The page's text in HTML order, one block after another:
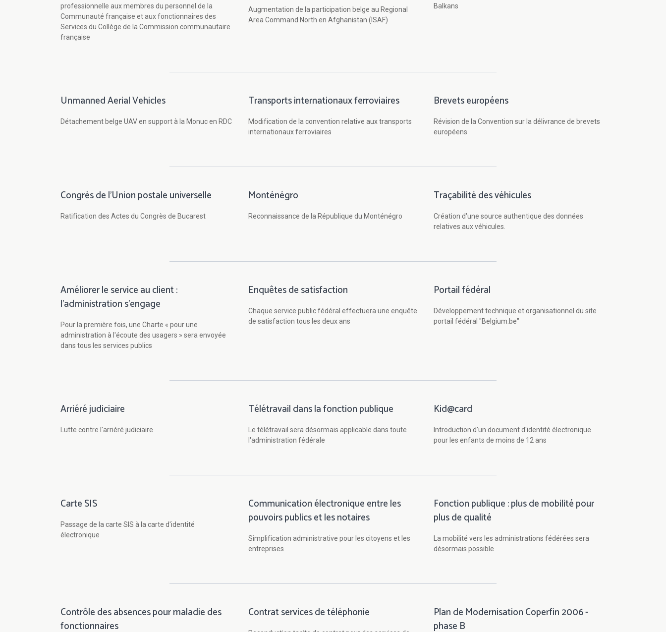
professionnelle aux membres du personnel de la
Communauté française et aux fonctionnaires des
Services du Collège de la Commission communautaire
française
Augmentation de la participation belge au Regional
Area Command North en Afghanistan (ISAF)
Balkans
Unmanned Aerial Vehicles
Détachement belge UAV en support à la Monuc en RDC
Transports internationaux ferroviaires
Modification de la convention relative aux transports
internationaux ferroviaires
Brevets européens
Révision de la Convention sur la délivrance de brevets
européens
Congrès de l'Union postale universelle
Ratification des Actes du Congrès de Bucarest
Monténégro
Reconnaissance de la République du Monténégro
Traçabilité des véhicules
Création d'une source authentique des données
relatives aux véhicules.
Améliorer le service au client :
l'administration s'engage
Pour la première fois, une Charte « pour une
administration à l'écoute des usagers » sera envoyée
dans tous les services publics
Enquêtes de satisfaction
Chaque service public fédéral effectuera une enquête
de satisfaction tous les deux ans
Portail fédéral
Développement technique et organisationnel du site
portail fédéral "Belgium.be"
Arriéré judiciaire
Lutte contre l'arriéré judiciaire
Télétravail dans la fonction publique
Le télétravail sera désormais applicable dans toute
l'administration fédérale
Kid@card
Introduction d'un document d'identité électronique
pour les enfants de moins de 12 ans
Carte SIS
Passage de la carte SIS à la carte d'identité
électronique
Communication électronique entre les
pouvoirs publics et les notaires
Simplification administrative pour les citoyens et les
entreprises
Fonction publique : plus de mobilité pour
plus de qualité
La mobilité vers les administrations fédérées sera
désormais possible
Contrôle des absences pour maladie des
fonctionnaires
Contrat services de téléphonie
Plan de Modernisation Coperfin 2006 -
phase B